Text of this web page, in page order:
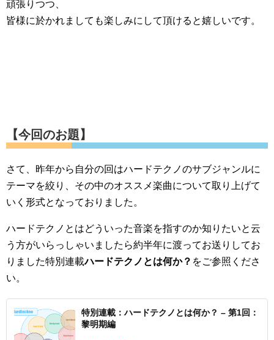
頑張りつつ、
皆様に於かれましても楽しみにして頂けると嬉しいです。
【今回のお題】
さて、昨年から自分の回はハードテクノのサブジャンルに
テーマを絞り、その中のオススメ楽曲について取り上げて
いく形式となっておりました。
ハードテクノとはどういった音楽を指すのか知りたいと云
う方がいらっしゃいましたら約半年に渡ってお送りしてお
りました特別連載ハードテクノとは何か？ をご参照くださ
い。
特別連載：ハードテクノとは何か？ – 第1回：
黎明期編